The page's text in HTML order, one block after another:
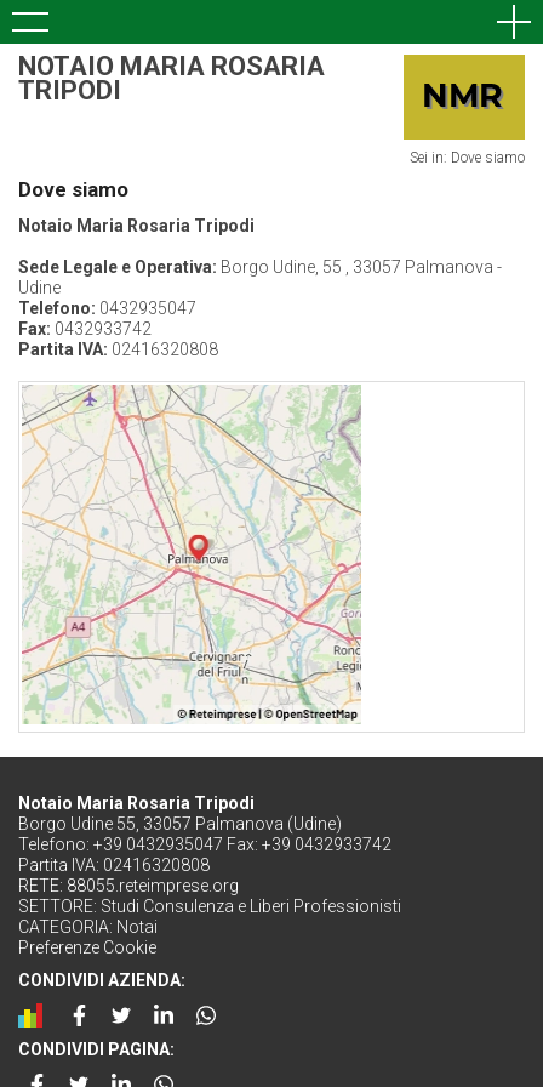
NOTAIO MARIA ROSARIA
TRIPODI
Sei in: Dove siamo
Dove siamo
Notaio Maria Rosaria Tripodi
Sede Legale e Operativa: Borgo Udine, 55 , 33057 Palmanova -
Udine
Telefono: 0432935047
Fax: 0432933742
Partita IVA: 02416320808
Notaio Maria Rosaria Tripodi
Borgo Udine 55, 33057 Palmanova (Udine)
Telefono: +39 0432935047 Fax: +39 0432933742
Partita IVA: 02416320808
RETE: 88055.reteimprese.org
SETTORE: Studi Consulenza e Liberi Professionisti
CATEGORIA: Notai
Preferenze Cookie
CONDIVIDI AZIENDA:
CONDIVIDI PAGINA: